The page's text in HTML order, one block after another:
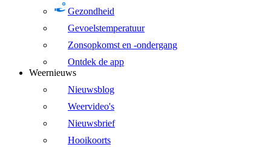
Gezondheid
Gevoelstemperatuur
Zonsopkomst en -ondergang
Ontdek de app
Weernieuws
Nieuwsblog
Weervideo's
Nieuwsbrief
Hooikoorts